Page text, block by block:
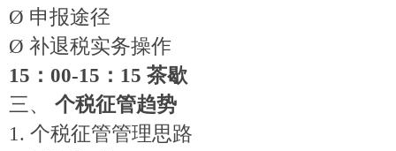
Ø 申报途径
Ø 补退税实务操作
15：00-15：15 茶歇
三、 个税征管趋势
1. 个税征管管理思路